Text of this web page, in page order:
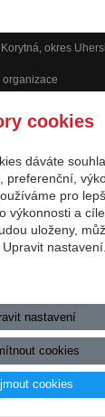
okres
organizace
doména a
Zobrazit klasickou
|GDPR|
informace
.:.
cookies
dáváte
preferenční,
pro
výkonnosti a
uloženy,
nastavení.
nastavení
cookies
cookies